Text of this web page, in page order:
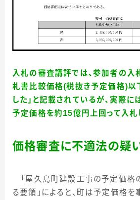
入札の審査講評では、参加者の入
札書比較価格(税抜き予定価格)以
した」と記載されているが、実際
予定価格を約15億円上回って入札
価格審査に不適法の疑
「屋久島町建設工事の予定価格
る要領」によると、町は予定価格